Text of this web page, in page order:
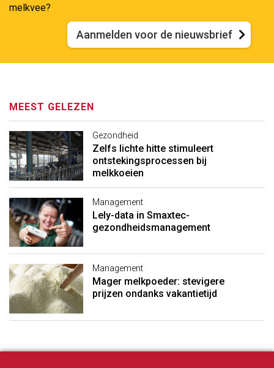
melkvee?
Aanmelden voor de nieuwsbrief
MEEST GELEZEN
Gezondheid
Zelfs lichte hitte stimuleert
ontstekingsprocessen bij
melkkoeien
Management
Lely-data in Smaxtec-
gezondheidsmanagement
Management
Mager melkpoeder: stevigere
prijzen ondanks vakantietijd